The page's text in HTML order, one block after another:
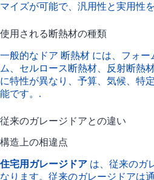
マイズが可能で、汎用性と実用性
使用される断熱材の種類
一般的なドア 断熱材 には、フォー
ム、セルロース断熱材、反射断熱
に特性が異なり、予算、気候、特
能です。.
従来のガレージドアとの違い
構造上の相違点
住宅用ガレージドア は、従来のガ
なります。従来のガレージドアは